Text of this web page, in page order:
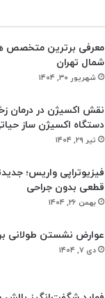
معرفی برترین متخصص
شمال تهران
شهریور ۳۰, ۱۴۰۴
نقش اکسیژن در درمان
دستگاه اکسیژن‌ ساز
تیر ۲۹, ۱۴۰۴
فیزیوتراپی واریس؛
قطعی بدون جراحی
بهمن ۲۶, ۱۴۰۴
عوارض نشستن طولانی
دی ۷, ۱۴۰۴